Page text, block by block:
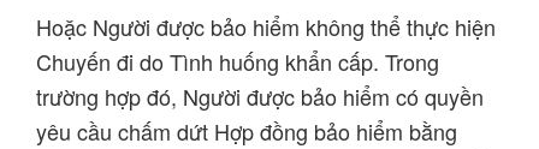
Hoặc Người được bảo hiểm không thể thực hiện
Chuyến đi do Tình huống khẩn cấp. Trong
trường hợp đó, Người được bảo hiểm có quyền
yêu cầu chấm dứt Hợp đồng bảo hiểm bằng